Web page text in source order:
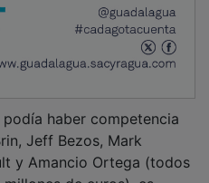
Jeff Bezos, Mark
y Amancio Ortega (todos
de euros), es